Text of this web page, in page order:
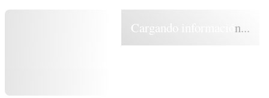
Cargando información...